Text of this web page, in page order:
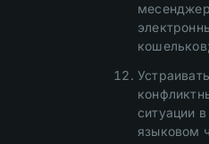
Устраивать
ситуации
языковом